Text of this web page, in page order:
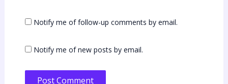
Notify me of follow-up comments by email.
Notify me of new posts by email.